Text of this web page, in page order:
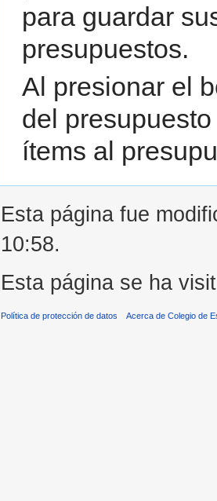
para guardar
presupuestos.
Al presionar el
del
ítems al
Esta página fue
10:58.
Esta página se ha
Política de protección de datos Acerca de Colegio de